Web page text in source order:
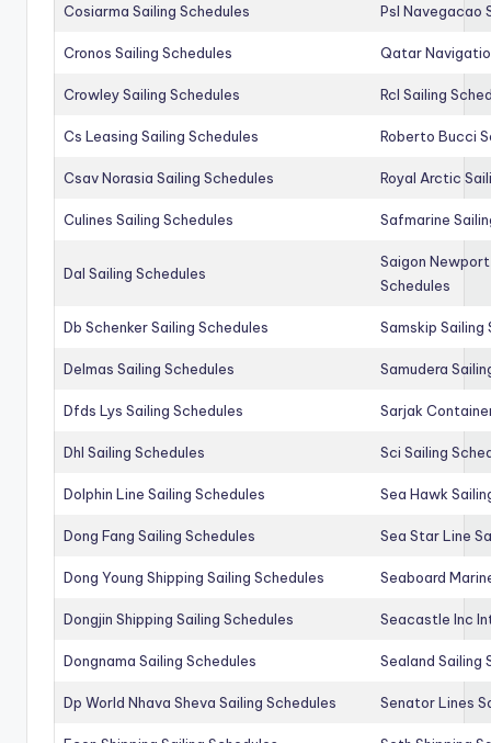
Cosiarma Sailing Schedules Psl Navegacao
Cronos Sailing Schedules Qatar
Crowley Sailing Schedules Rcl Sailing
Cs Leasing Sailing Schedules Roberto Bucci
Csav Norasia Sailing Schedules Royal Arctic
Culines Sailing Schedules Safmarine
Dal Sailing Schedules
Saigon
Schedules
Db Schenker Sailing Schedules Samskip Sailing
Delmas Sailing Schedules Samudera
Dfds Lys Sailing Schedules Sarjak
Dhl Sailing Schedules Sci Sailing
Dolphin Line Sailing Schedules Sea Hawk
Dong Fang Sailing Schedules Sea Star Line
Dong Young Shipping Sailing Schedules Seaboard
Dongjin Shipping Sailing Schedules Seacastle Inc
Dongnama Sailing Schedules Sealand Sailing
Dp World Nhava Sheva Sailing Schedules Senator Lines